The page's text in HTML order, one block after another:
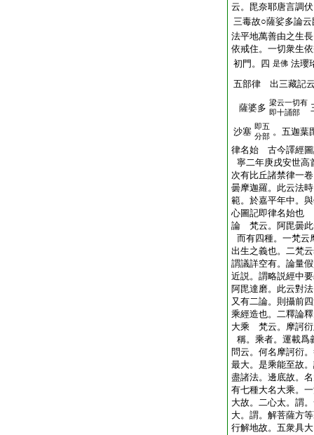
云。毘奈耶唐言調
三毒故○薩娑多論
法平地萬善由之生
依戒住。一切衆生
初門。四 是佛 法瓔
五部律 出三藏記
薩婆多 梁云一切有
即十誦部
沙塞 即五
分部 。五迦葉
律名始 古今譯經圖
寧二年庚戌安世高
次有比丘諸禁律一
曇摩迦羅。此云法
範。於嘉平年中。
心圖記即律名始也
論 梵云。阿毘曇此
而有四種。一梵云
出生之義也。二梵
謂議詳空有。論量
近説。謂略説經中
阿毘達磨。此云對
又有二論。則攝前
乘經造也。二釋論
大乘 梵云。摩訶衍
稱。乘者。運載爲
問云。何名摩訶衍
最大。是乘能至故
盡諸法。邊底故。
有七種大名大乘。
大故。二心太。謂
大。謂。解菩薩方
行解地故。五衆具